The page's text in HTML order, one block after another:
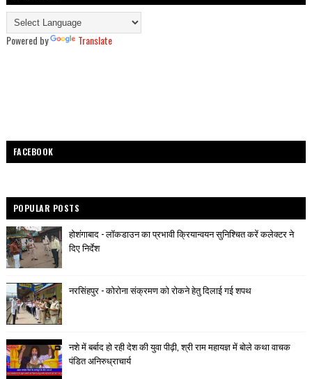
Powered by Translate
FACEBOOK
POPULAR POSTS
होशंगाबाद - लॉकडाउन का प्रभावी क्रियान्वयन सुनिश्चित करें कलेक्टर ने
दिए निर्देश
नरसिंहपुर - कोरोना संक्रमण को रोकने हेतु दिलाई गई शपथ
नशे में बर्बाद हो रही देश की युवा पीढ़ी, श्री राम महायज्ञ में बोले कथा वाचक
पंडित अनिरुध्राचार्य